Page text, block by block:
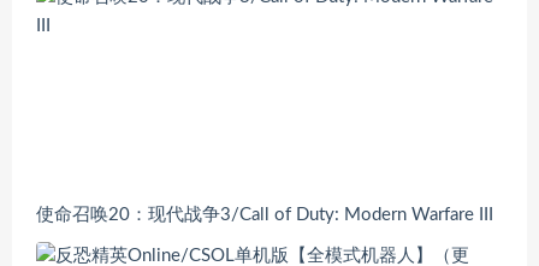
使命召唤20：现代战争3/Call of Duty: Modern Warfare III